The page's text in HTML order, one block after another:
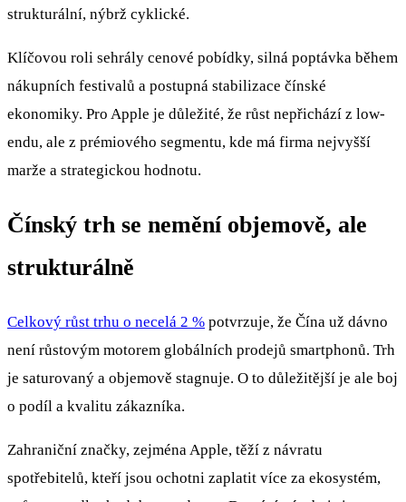
strukturální, nýbrž cyklické.
Klíčovou roli sehrály cenové pobídky, silná poptávka během
nákupních festivalů a postupná stabilizace čínské
ekonomiky. Pro Apple je důležité, že růst nepřichází z low-
endu, ale z prémiového segmentu, kde má firma nejvyšší
marže a strategickou hodnotu.
Čínský trh se nemění objemově, ale
strukturálně
Celkový růst trhu o necelá 2 % potvrzuje, že Čína už dávno
není růstovým motorem globálních prodejů smartphonů. Trh
je saturovaný a objemově stagnuje. O to důležitější je ale boj
o podíl a kvalitu zákazníka.
Zahraniční značky, zejména Apple, těží z návratu
spotřebitelů, kteří jsou ochotni zaplatit více za ekosystém,